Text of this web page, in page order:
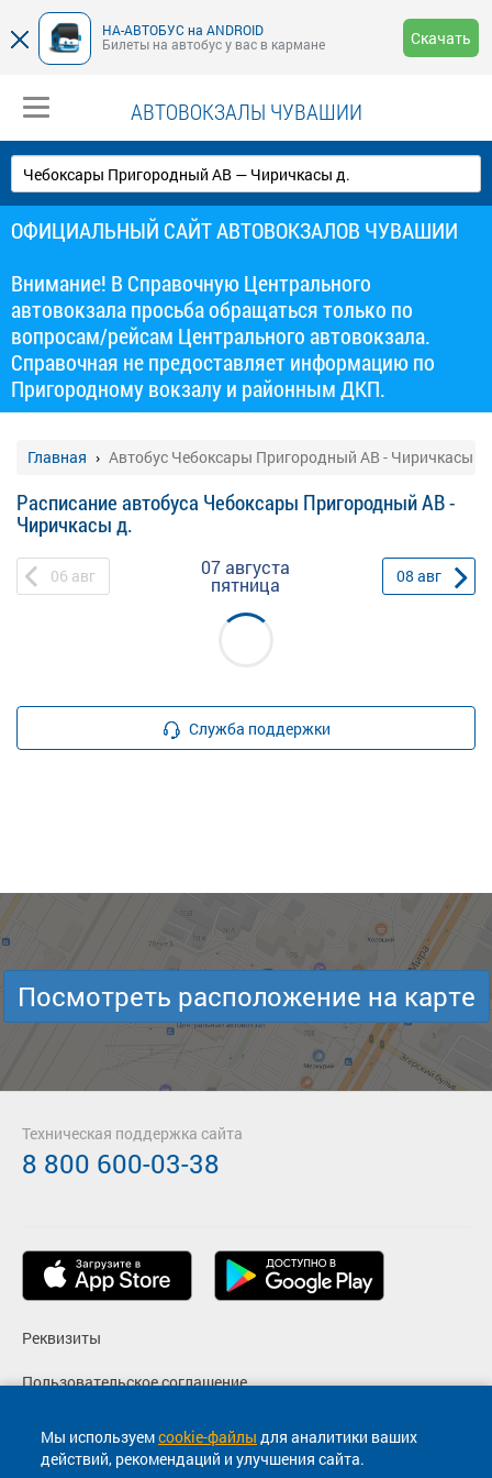
НА-АВТОБУС на ANDROID
Билеты на автобус у вас в кармане
Скачать
АВТОВОКЗАЛЫ ЧУВАШИИ
ОФИЦИАЛЬНЫЙ САЙТ АВТОВОКЗАЛОВ ЧУВАШИИ
Внимание! В Справочную Центрального
автовокзала просьба обращаться только по
вопросам/рейсам Центрального автовокзала.
Справочная не предоставляет информацию по
Пригородному вокзалу и районным ДКП.
Главная Автобус Чебоксары Пригородный АВ - Чиричкасы д.
Расписание автобуса Чебоксары Пригородный АВ -
Чиричкасы д.
06 авг 07 августа
пятница 08 авг
Служба поддержки
Мы используемcookie-файлы для аналитики ваших
действий, рекомендаций и улучшения сайта.
Посмотреть расположение на карте
Реквизиты
Пользовательское соглашение
Политика конфиденциальности
Согласие на маркетинговые сообщения
Техническая поддержка сайта
8 800 600-03-38